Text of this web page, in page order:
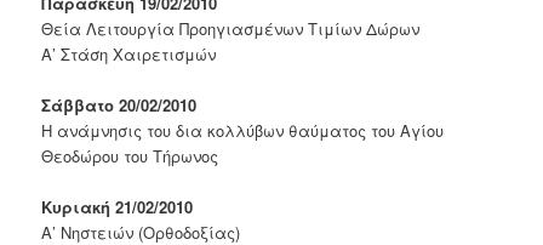
Θεία Λειτουργία Προηγιασμένων Τιμίων Δώρων
Α’ Στάση Χαιρετισμών
Σάββατο 20/02/2010
Η ανάμνησις του δια κολλύβων θαύματος του Αγίου
Θεοδώρου του Τήρωνος
Κυριακή 21/02/2010
Α’ Νηστειών (Ορθοδοξίας)